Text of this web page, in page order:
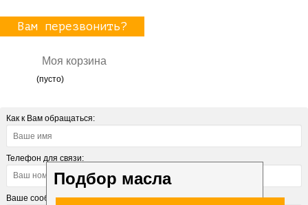
Вам перезвонить?
Моя корзина
(пусто)
Как к Вам обращаться:
Телефон для связи:
Ваше сообщение:
Подбор масла